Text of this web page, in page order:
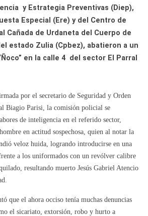
y Estrategia Preventivas (Diep),
Especial (Ere) y del Centro de
Cañada de Urdaneta del Cuerpo de
estado Zulia (Cpbez), abatieron a un
en la calle 4 del sector El Parral
por el secretario de Seguridad y Orden
Biagio Parisi, la comisión policial se
de inteligencia en el referido sector,
en actitud sospechosa, quien al notar la
veloz huida, logrando introducirse en una
a los uniformados con un revólver calibre
resultando muerto Jesús Gabriel Atencio
que el ahora occiso tenía muchas denuncias
el sicariato, extorsión, robo y hurto a